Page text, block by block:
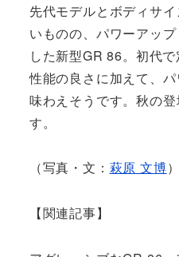
先代モデルとボディサ
いものの、パワーアッ
した新型GR 86。初代
性能の良さに加えて、
味わえそうです。秋の
す。
（写真・文： 萩原 文博）
【関連記事】